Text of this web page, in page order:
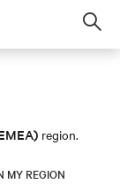
region.
MY REGION